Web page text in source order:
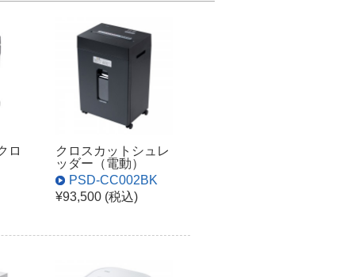
ロ
クロスカットシュレ
ッダー（電動）
PSD-CC002BK
¥93,500 (税込)